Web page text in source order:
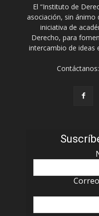
El “Instituto de
asociación, sin ánimo
iniciativa de
Derecho, para
intercambio de ideas
Contáctanos: